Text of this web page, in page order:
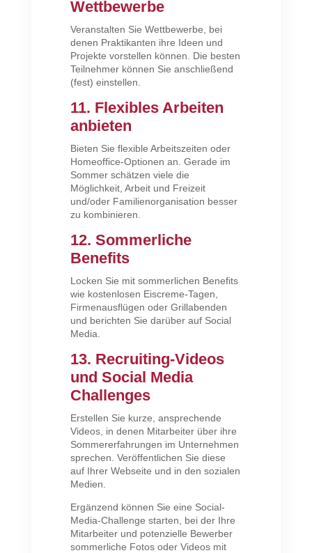
Wettbewerbe
Veranstalten Sie Wettbewerbe, bei
denen Praktikanten ihre Ideen und
Projekte vorstellen können. Die besten
Teilnehmer können Sie anschließend
(fest) einstellen.
11. Flexibles Arbeiten
anbieten
Bieten Sie flexible Arbeitszeiten oder
Homeoffice-Optionen an. Gerade im
Sommer schätzen viele die
Möglichkeit, Arbeit und Freizeit
und/oder Familienorganisation besser
zu kombinieren.
12. Sommerliche
Benefits
Locken Sie mit sommerlichen Benefits
wie kostenlosen Eiscreme-Tagen,
Firmenausflügen oder Grillabenden
und berichten Sie darüber auf Social
Media.
13. Recruiting-Videos
und Social Media
Challenges
Erstellen Sie kurze, ansprechende
Videos, in denen Mitarbeiter über ihre
Sommererfahrungen im Unternehmen
sprechen. Veröffentlichen Sie diese
auf Ihrer Webseite und in den sozialen
Medien.
Ergänzend können Sie eine Social-
Media-Challenge starten, bei der Ihre
Mitarbeiter und potenzielle Bewerber
sommerliche Fotos oder Videos mit